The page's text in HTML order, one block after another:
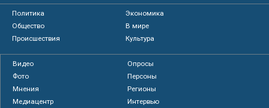
Политика
Экономика
Общество
В мире
Происшествия
Культура
Видео
Опросы
Фото
Персоны
Мнения
Регионы
Медиацентр
Интервью